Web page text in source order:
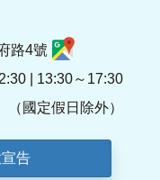
路4號
| 13:30～17:30
（國定假日除外）
告